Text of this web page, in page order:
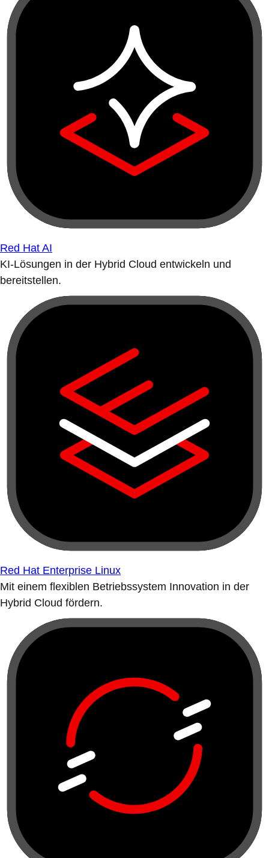
Red Hat AI
KI-Lösungen in der Hybrid Cloud entwickeln und
bereitstellen.
Red Hat Enterprise Linux
Mit einem flexiblen Betriebssystem Innovation in der
Hybrid Cloud fördern.